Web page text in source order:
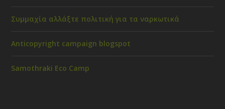
Συμμαχία αλλάξτε πολιτική για τα ναρκωτικά
Anticopyright campaign blogspot
Samothraki Eco Camp